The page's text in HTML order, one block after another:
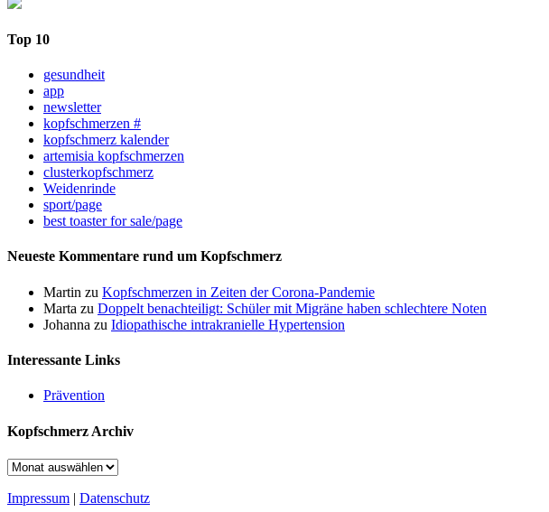
Top 10
gesundheit
app
newsletter
kopfschmerzen #
kopfschmerz kalender
artemisia kopfschmerzen
clusterkopfschmerz
Weidenrinde
sport/page
best toaster for sale/page
Neueste Kommentare rund um Kopfschmerz
Martin zu Kopfschmerzen in Zeiten der Corona-Pandemie
Marta zu Doppelt benachteiligt: Schüler mit Migräne haben schlechtere Noten
Johanna zu Idiopathische intrakranielle Hypertension
Interessante Links
Prävention
Kopfschmerz Archiv
Kopfschmerz
Impressum | Datenschutz